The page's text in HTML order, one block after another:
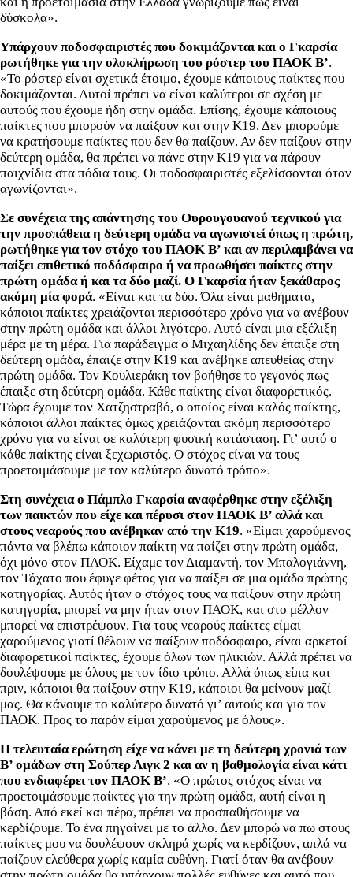
δύσκολα».
Υπάρχουν ποδοσφαιριστές που δοκιμάζονται και ο Γκαρσία
ρωτήθηκε για την ολοκλήρωση του ρόστερ του ΠΑΟΚ Β’.
«Το ρόστερ είναι σχετικά έτοιμο, έχουμε κάποιους παίκτες που
δοκιμάζονται. Αυτοί πρέπει να είναι καλύτεροι σε σχέση με
αυτούς που έχουμε ήδη στην ομάδα. Επίσης, έχουμε κάποιους
παίκτες που μπορούν να παίξουν και στην Κ19. Δεν μπορούμε
να κρατήσουμε παίκτες που δεν θα παίζουν. Αν δεν παίζουν στην
δεύτερη ομάδα, θα πρέπει να πάνε στην Κ19 για να πάρουν
παιχνίδια στα πόδια τους. Οι ποδοσφαιριστές εξελίσσονται όταν
αγωνίζονται».
Σε συνέχεια της απάντησης του Ουρουγουανού τεχνικού για
την προσπάθεια η δεύτερη ομάδα να αγωνιστεί όπως η πρώτη,
ρωτήθηκε για τον στόχο του ΠΑΟΚ Β’ και αν περιλαμβάνει να
παίξει επιθετικό ποδόσφαιρο ή να προωθήσει παίκτες στην
πρώτη ομάδα ή και τα δύο μαζί. Ο Γκαρσία ήταν ξεκάθαρος
ακόμη μία φορά. «Είναι και τα δύο. Όλα είναι μαθήματα,
κάποιοι παίκτες χρειάζονται περισσότερο χρόνο για να ανέβουν
στην πρώτη ομάδα και άλλοι λιγότερο. Αυτό είναι μια εξέλιξη
μέρα με τη μέρα. Για παράδειγμα ο Μιχαηλίδης δεν έπαιξε στη
δεύτερη ομάδα, έπαιζε στην Κ19 και ανέβηκε απευθείας στην
πρώτη ομάδα. Τον Κουλιεράκη τον βοήθησε το γεγονός πως
έπαιξε στη δεύτερη ομάδα. Κάθε παίκτης είναι διαφορετικός.
Τώρα έχουμε τον Χατζηστραβό, ο οποίος είναι καλός παίκτης,
κάποιοι άλλοι παίκτες όμως χρειάζονται ακόμη περισσότερο
χρόνο για να είναι σε καλύτερη φυσική κατάσταση. Γι’ αυτό ο
κάθε παίκτης είναι ξεχωριστός. Ο στόχος είναι να τους
προετοιμάσουμε με τον καλύτερο δυνατό τρόπο».
Στη συνέχεια ο Πάμπλο Γκαρσία αναφέρθηκε στην εξέλιξη
των παικτών που είχε και πέρυσι στον ΠΑΟΚ Β’ αλλά και
στους νεαρούς που ανέβηκαν από την Κ19. «Είμαι χαρούμενος
πάντα να βλέπω κάποιον παίκτη να παίζει στην πρώτη ομάδα,
όχι μόνο στον ΠΑΟΚ. Είχαμε τον Διαμαντή, τον Μπαλογιάννη,
τον Τάχατο που έφυγε φέτος για να παίξει σε μια ομάδα πρώτης
κατηγορίας. Αυτός ήταν ο στόχος τους να παίξουν στην πρώτη
κατηγορία, μπορεί να μην ήταν στον ΠΑΟΚ, και στο μέλλον
μπορεί να επιστρέψουν. Για τους νεαρούς παίκτες είμαι
χαρούμενος γιατί θέλουν να παίξουν ποδόσφαιρο, είναι αρκετοί
διαφορετικοί παίκτες, έχουμε όλων των ηλικιών. Αλλά πρέπει να
δουλέψουμε με όλους με τον ίδιο τρόπο. Αλλά όπως είπα και
πριν, κάποιοι θα παίξουν στην Κ19, κάποιοι θα μείνουν μαζί
μας. Θα κάνουμε το καλύτερο δυνατό γι’ αυτούς και για τον
ΠΑΟΚ. Προς το παρόν είμαι χαρούμενος με όλους».
Η τελευταία ερώτηση είχε να κάνει με τη δεύτερη χρονιά των
Β’ ομάδων στη Σούπερ Λιγκ 2 και αν η βαθμολογία είναι κάτι
που ενδιαφέρει τον ΠΑΟΚ Β’. «Ο πρώτος στόχος είναι να
προετοιμάσουμε παίκτες για την πρώτη ομάδα, αυτή είναι η
βάση. Από εκεί και πέρα, πρέπει να προσπαθήσουμε να
κερδίζουμε. Το ένα πηγαίνει με το άλλο. Δεν μπορώ να πω στους
παίκτες μου να δουλέψουν σκληρά χωρίς να κερδίζουν, απλά να
παίζουν ελεύθερα χωρίς καμία ευθύνη. Γιατί όταν θα ανέβουν